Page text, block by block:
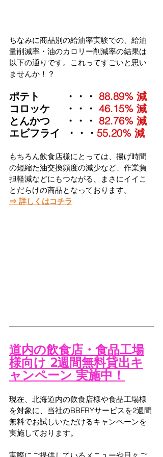
ちなみに商品別の給油率実験での、給油
量削減率・油のカロリー削減率の結果は
以下の通りです。これってすごいと思い
ませんか！？
ポテト　     ・・・ 88.89% 減
コロッケ     ・・・ 46.15% 減
とんかつ     ・・・ 82.76% 減
エビフライ  ・・・ 55.20% 減
もちろん飲食店様にとっては、揚げ時間
の短縮た油交換頻度の減少など、作業負
担軽減などにもつながる、まさにイイこ
とだらけの商品となっております。
⇒ 詳しくはコチラ
道内の飲食店・食品工場
様向け 2週間無料貸出キ
ャンペーン 実施中！
現在、北海道内の飲食店様や食品工場様
を対象に、当社のBBFRYサービスを2週間
無料でお試しいただけるキャンペーンを
実施しております。
実際にご提供しているメニューや日々ご